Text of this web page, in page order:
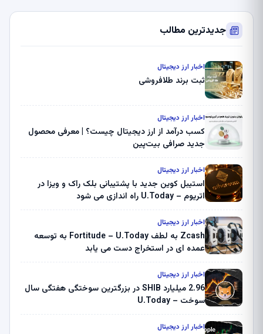
جدیدترین مطالب
اخبار ارز دیجیتال
ثبت برند طلافروشی
اخبار ارز دیجیتال
کسب درآمد از ارز دیجیتال چیست؟ | معرفی محصول
جدید صرافی بیت‌پین
اخبار ارز دیجیتال
استیبل کوین جدید با پشتیبانی بلک راک و ویزا در
اتریوم – U.Today راه اندازی می شود
اخبار ارز دیجیتال
Zcash به لطف Fortitude – U.Today به توسعه
عمده ای در استخراج دست می یابد
اخبار ارز دیجیتال
2.96 میلیارد SHIB در بزرگترین سوختگی هفتگی سال
سوخت – U.Today
اخبار ارز دیجیتال